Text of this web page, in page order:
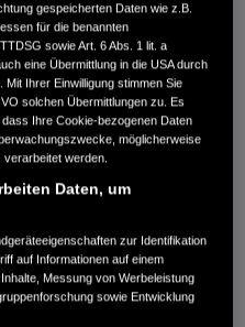
166.000 km
Super
Automatik
5
61 kW / 83 PS
1.339 cm³
10.2007
Limousine
gespeicherten Daten wie z.B.
für die benannten
sowie Art. 6 Abs. 1 lit. a
eine Übermittlung in die USA durch
Ihrer Einwilligung stimmen Sie
solchen Übermittlungen zu. Es
Ihre Cookie-bezogenen Daten
möglicherweise
verarbeitet werden.
Daten, um
zur Identifikation
auf Informationen auf einem
Messung von Werbeleistung
sowie Entwicklung